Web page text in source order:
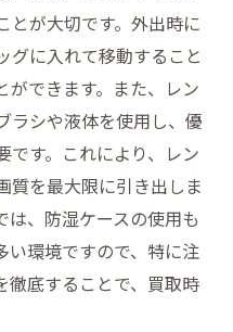
とが大切です。外出時に
グに入れて移動すること
ができます。また、レン
ラシや液体を使用し、優
です。これにより、レン
質を最大限に引き出しま
は、防湿ケースの使用も
い環境ですので、特に注
徹底することで、買取時